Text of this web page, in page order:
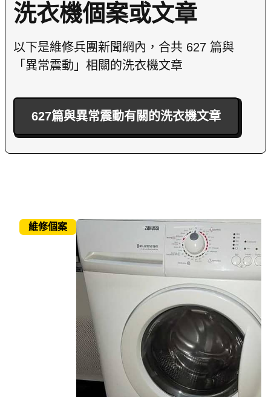
洗衣機個案或文章
以下是維修兵團新聞網內，合共 627 篇與
「異常震動」相關的洗衣機文章
627篇與異常震動有關的洗衣機文章
維修個案